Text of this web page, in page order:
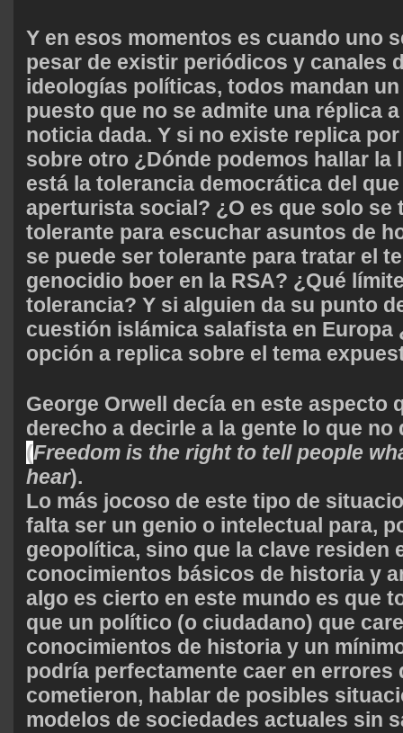
Y en esos momentos es cuando uno
pesar de existir periódicos y canales
ideologías políticas, todos mandan
puesto que no se admite una réplica
noticia dada. Y si no existe replica
sobre otro ¿Dónde podemos hallar la
está la tolerancia democrática del
aperturista social? ¿O es que solo se
tolerante para escuchar asuntos de
se puede ser tolerante para tratar el
genocidio boer en la RSA? ¿Qué
tolerancia? Y si alguien da su punto
cuestión islámica salafista en Europa
opción a replica sobre el tema
George Orwell decía en este aspecto
derecho a decirle a la gente lo que no
(Freedom is the right to tell people
hear).
Lo más jocoso de este tipo de
falta ser un genio o intelectual para,
geopolítica, sino que la clave residen
conocimientos básicos de historia y
algo es cierto en este mundo es que
que un político (o ciudadano) que
conocimientos de historia y un
podría perfectamente caer en errores
cometieron, hablar de posibles
modelos de sociedades actuales sin